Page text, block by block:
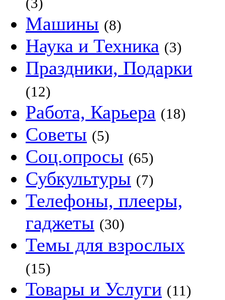
Машины (8)
Наука и Техника (3)
Праздники, Подарки
(12)
Работа, Карьера (18)
Советы (5)
Соц.опросы (65)
Субкультуры (7)
Телефоны, плееры,
гаджеты (30)
Темы для взрослых
(15)
Товары и Услуги (11)